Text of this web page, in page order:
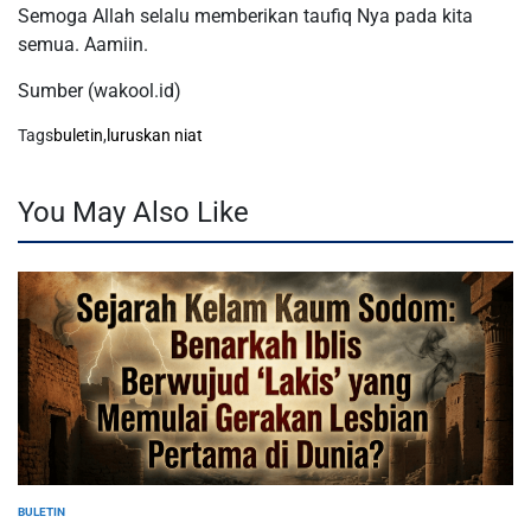
Semoga Allah selalu memberikan taufiq Nya pada kita
semua. Aamiin.
Sumber (wakool.id)
Tagsbuletin, luruskan niat
You May Also Like
POSTED
BULETIN